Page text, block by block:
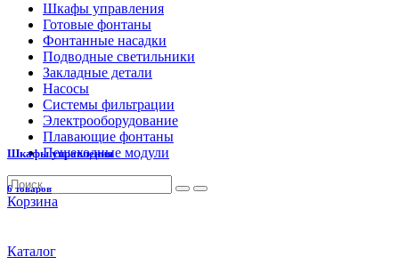
Шкафы управления
Готовые фонтаны
Фонтанные насадки
Подводные светильники
Закладные детали
Насосы
Системы фильтрации
Электрооборудование
Плавающие фонтаны
Пешеходные модули
Корзина
Каталог
Шкафы управления
6 товаров